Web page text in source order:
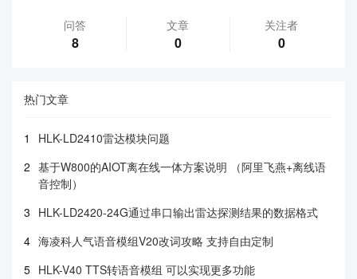
问答
8
文章
0
关注者
0
热门文章
1
HLK-LD2410雷达模块问题
2 基于W800的AIOT离在线一体方案说明 （阿里飞燕+离线语
音控制）
3 HLK-LD2420-24G通过串口输出雷达探测结果的数据格式
4 海凌科人气语音模组V20改词攻略 支持自由定制
5 HLK-V40 TTS转语音模组 可以实现更多功能